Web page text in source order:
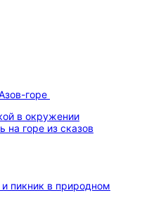
горе
в окружении
на горе из сказов